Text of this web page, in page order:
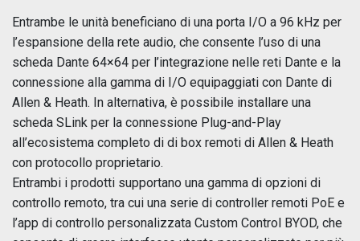
Entrambe le unità beneficiano di una porta I/O a 96 kHz per
l’espansione della rete audio, che consente l’uso di una
scheda Dante 64×64 per l’integrazione nelle reti Dante e la
connessione alla gamma di I/O equipaggiati con Dante di
Allen & Heath. In alternativa, è possibile installare una
scheda SLink per la connessione Plug-and-Play
all’ecosistema completo di di box remoti di Allen & Heath
con protocollo proprietario.
Entrambi i prodotti supportano una gamma di opzioni di
controllo remoto, tra cui una serie di controller remoti PoE e
l’app di controllo personalizzata Custom Control BYOD, che